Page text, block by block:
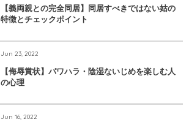
【義両親との完全同居】同居すべきではない姑の
特徴とチェックポイント
Jun 23, 2022
【侮辱賞状】パワハラ・陰湿ないじめを楽しむ人
の心理
Jun 16, 2022